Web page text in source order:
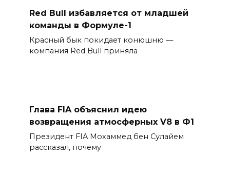
Red Bull избавляется от младшей
команды в Формуле-1
Красный бык покидает конюшню —
компания Red Bull приняла
Глава FIA объяснил идею
возвращения атмосферных V8 в Ф1
Президент FIA Мохаммед бен Сулайем
рассказал, почему